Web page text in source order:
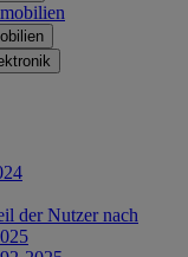
der Nutzer nach